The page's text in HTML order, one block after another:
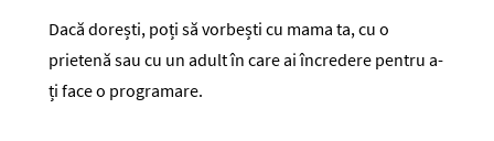
Dacă dorești, poți să vorbești cu mama ta, cu o
prietenă sau cu un adult în care ai încredere pentru a-
ți face o programare.